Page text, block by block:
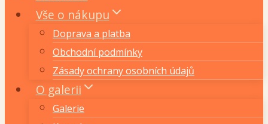
Vše o nákupu
Doprava a platba
Obchodní podmínky
Zásady ochrany osobních údajů
O galerii
Galerie